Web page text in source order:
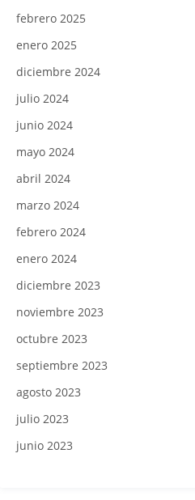
febrero 2025
enero 2025
diciembre 2024
julio 2024
junio 2024
mayo 2024
abril 2024
marzo 2024
febrero 2024
enero 2024
diciembre 2023
noviembre 2023
octubre 2023
septiembre 2023
agosto 2023
julio 2023
junio 2023